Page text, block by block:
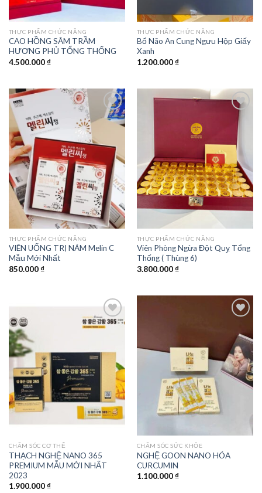
THỰC PHẨM CHỨC NĂNG
CAO HỒNG SÂM TRẦM
HƯƠNG PHỦ TỔNG THỐNG
4.500.000₫
THỰC PHẨM CHỨC NĂNG
Bổ Não An Cung Ngưu Hộp Giấy
Xanh
1.200.000₫
wishlist
THỰC PHẨM CHỨC NĂNG
VIÊN UỐNG TRỊ NÁM Melin C
Mẫu Mới Nhất
850.000₫
Add to
wishlist
THỰC PHẨM CHỨC NĂNG
Viên Phòng Ngừa Đột Quỵ Tổng
Thống ( Thùng 6)
3.800.000₫
wishlist
CHĂM SÓC CƠ THỂ
THẠCH NGHỆ NANO 365
PREMIUM MẪU MỚI NHẤT
2023
1.900.000₫
Add to
wishlist
CHĂM SÓC SỨC KHỎE
NGHỆ GOON NANO HÓA
CURCUMIN
1.100.000₫